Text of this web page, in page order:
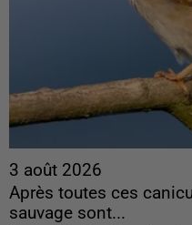
3 août 2026
Après toutes ces
sauvage sont...